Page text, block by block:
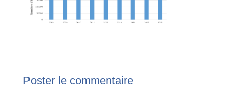
Poster le commentaire